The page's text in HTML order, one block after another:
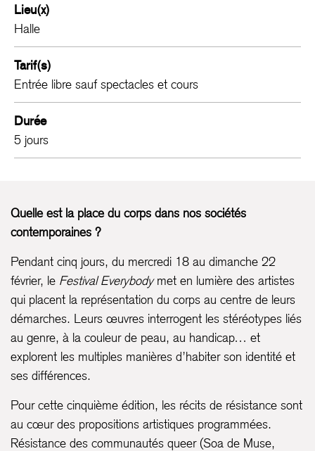
Lieu(x)
Halle
Tarif(s)
Entrée libre sauf spectacles et cours
Durée
5 jours
Quelle est la place du corps dans nos sociétés
contemporaines ?
Pendant cinq jours, du mercredi 18 au dimanche 22
février, le Festival Everybodymet en lumière des artistes
qui placent la représentation du corps au centre de leurs
démarches. Leurs œuvres interrogent les stéréotypes liés
au genre, à la couleur de peau, au handicap… et
explorent les multiples manières d’habiter son identité et
ses différences.
Pour cette cinquième édition, les récits de résistance sont
au cœur des propositions artistiques programmées.
Résistance des communautés queer (Soa de Muse,